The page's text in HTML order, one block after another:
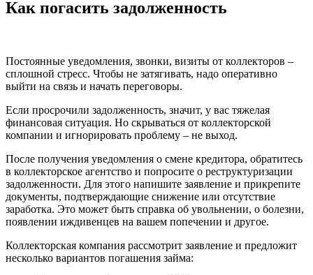
Как погасить задолженность
Постоянные уведомления, звонки, визиты от коллекторов –
сплошной стресс. Чтобы не затягивать, надо оперативно
выйти на связь и начать переговоры.
Если просрочили задолженность, значит, у вас тяжелая
финансовая ситуация. Но скрываться от коллекторской
компании и игнорировать проблему – не выход.
После получения уведомления о смене кредитора, обратитесь
в коллекторское агентство и попросите о реструктуризации
задолженности. Для этого напишите заявление и прикрепите
документы, подтверждающие снижение или отсутствие
заработка. Это может быть справка об увольнении, о болезни,
появлении иждивенцев на вашем попечении и другое.
Коллекторская компания рассмотрит заявление и предложит
несколько вариантов погашения займа: